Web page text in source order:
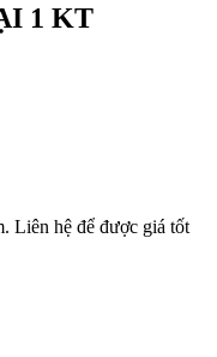
1 KT
Liên hệ để được giá tốt